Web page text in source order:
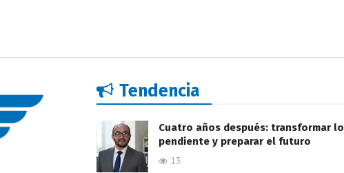
Tendencia
Cuatro años después: transformar lo
pendiente y preparar el futuro
13